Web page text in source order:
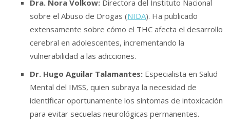
Dra. Nora Volkow: Directora del Instituto Nacional
sobre el Abuso de Drogas (NIDA). Ha publicado
extensamente sobre cómo el THC afecta el desarrollo
cerebral en adolescentes, incrementando la
vulnerabilidad a las adicciones.
Dr. Hugo Aguilar Talamantes: Especialista en Salud
Mental del IMSS, quien subraya la necesidad de
identificar oportunamente los síntomas de intoxicación
para evitar secuelas neurológicas permanentes.